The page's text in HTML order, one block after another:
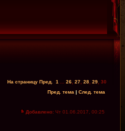
На страницу Пред. 1 26 27 28 29 30
Пред. тема | След. тема
Добавлено: Чт 01.06.2017, 00:25